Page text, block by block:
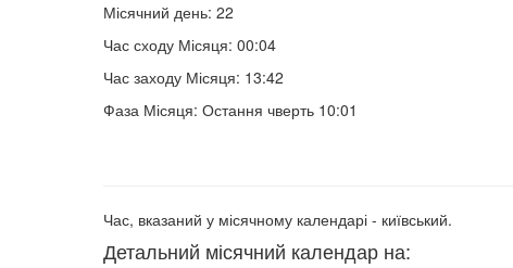
Місячний день: 22
Час сходу Місяця: 00:04
Час заходу Місяця: 13:42
Фаза Місяця: Остання чверть 10:01
Час, вказаний у місячному календарі - київський.
Детальний місячний календар на: